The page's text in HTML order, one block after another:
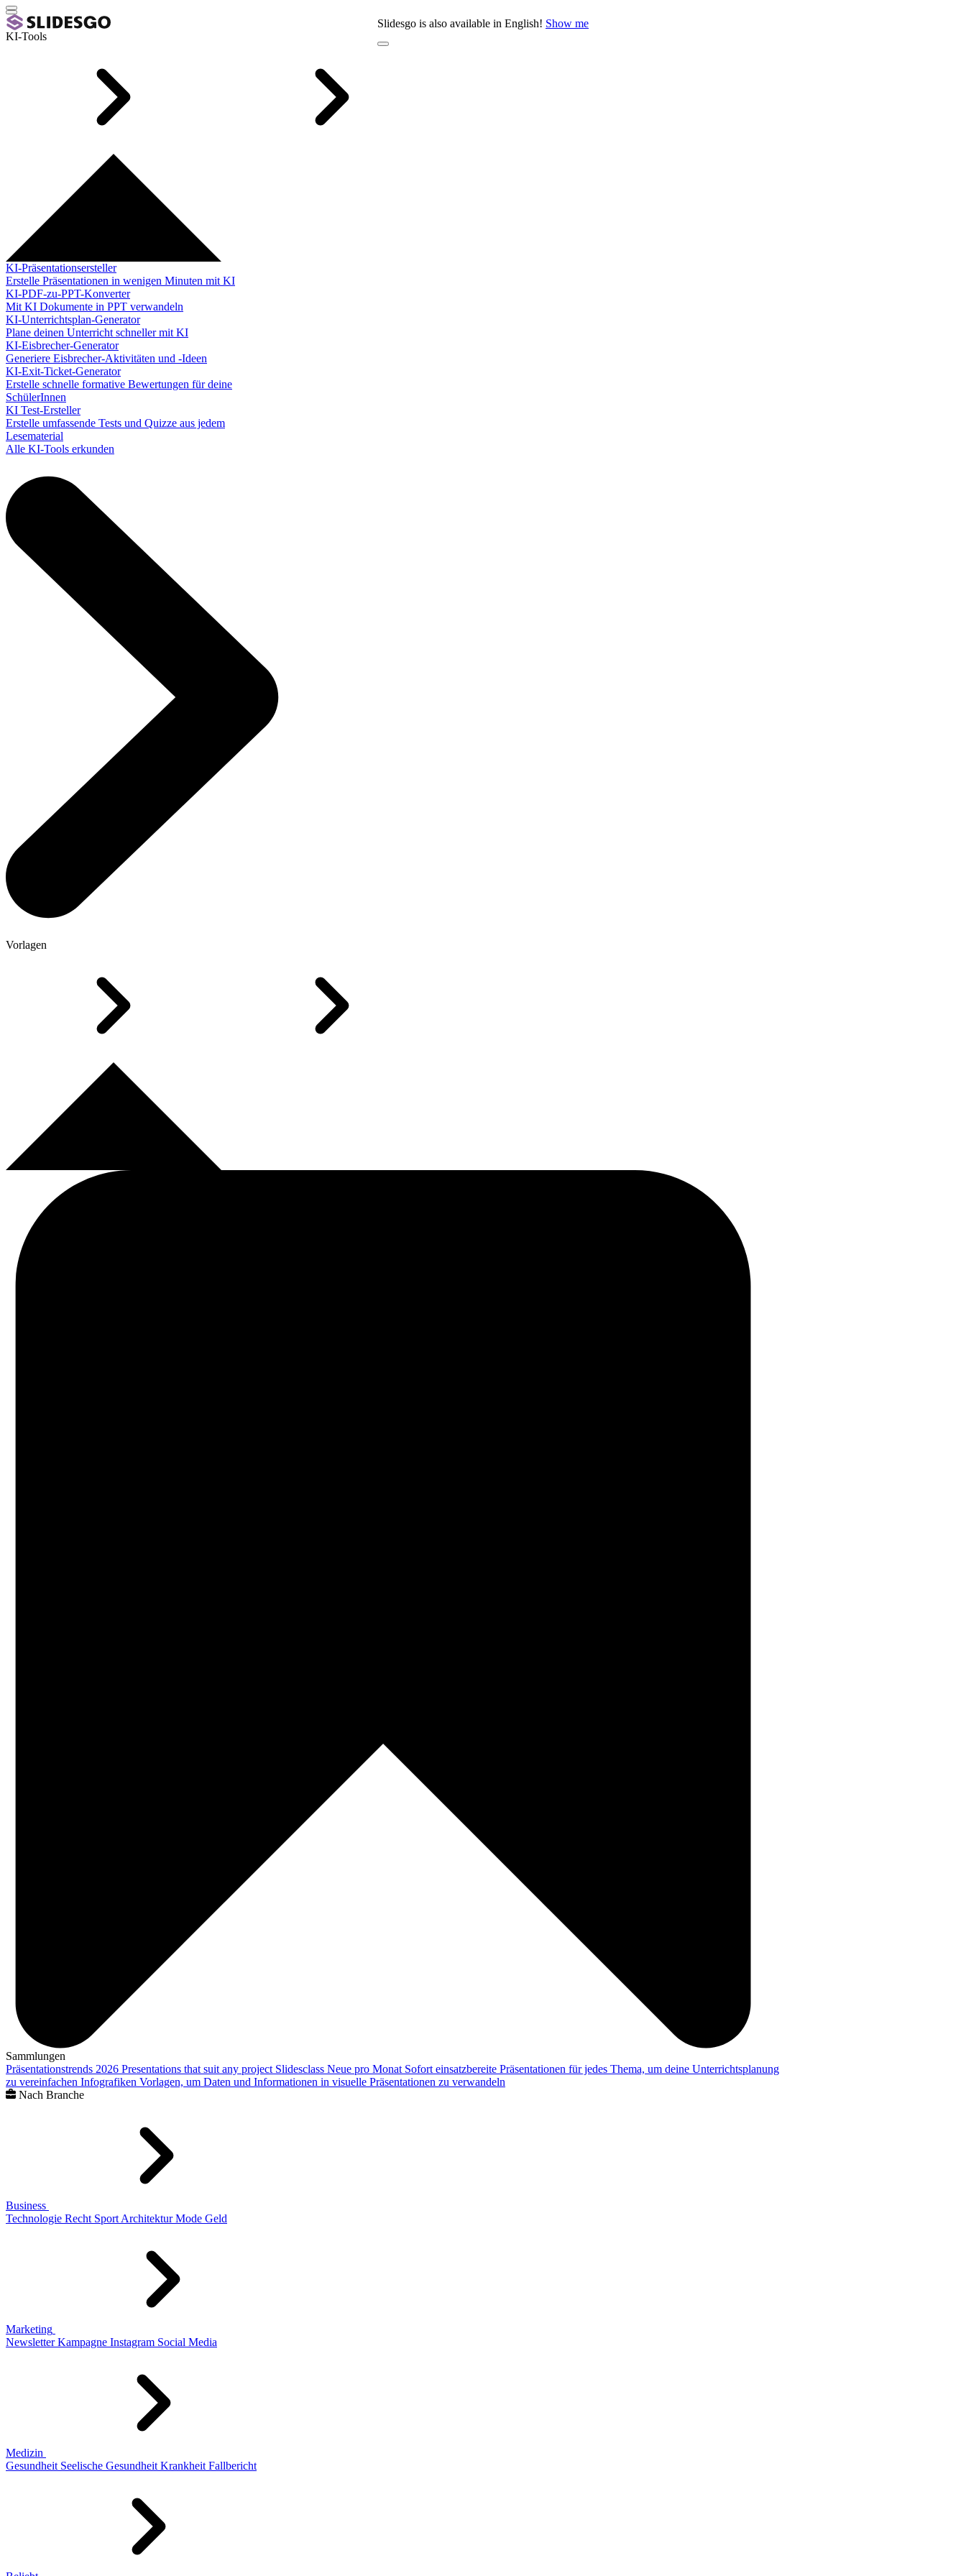
Slidesgo is also available in English! Show me
KI-Tools
KI-Präsentationsersteller
Erstelle Präsentationen in wenigen Minuten mit KI
KI-PDF-zu-PPT-Konverter
Mit KI Dokumente in PPT verwandeln
KI-Unterrichtsplan-Generator
Plane deinen Unterricht schneller mit KI
KI-Eisbrecher-Generator
Generiere Eisbrecher-Aktivitäten und -Ideen
KI-Exit-Ticket-Generator
Erstelle schnelle formative Bewertungen für deine
SchülerInnen
KI Test-Ersteller
Erstelle umfassende Tests und Quizze aus jedem
Lesematerial
Alle KI-Tools erkunden
Vorlagen
Sammlungen
Präsentationstrends 2026 Presentations that suit any project Slidesclass Neue pro Monat Sofort einsatzbereite Präsentationen für jedes Thema, um deine Unterrichtsplanung
zu vereinfachen Infografiken Vorlagen, um Daten und Informationen in visuelle Präsentationen zu verwandeln
Nach Branche
Business
Technologie Recht Sport Architektur Mode Geld
Marketing
Newsletter Kampagne Instagram Social Media
Medizin
Gesundheit Seelische Gesundheit Krankheit Fallbericht